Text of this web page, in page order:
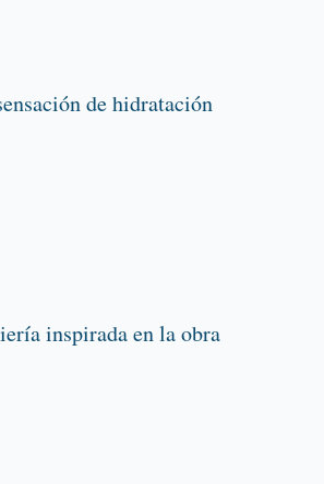
de hidratación
inspirada en la obra